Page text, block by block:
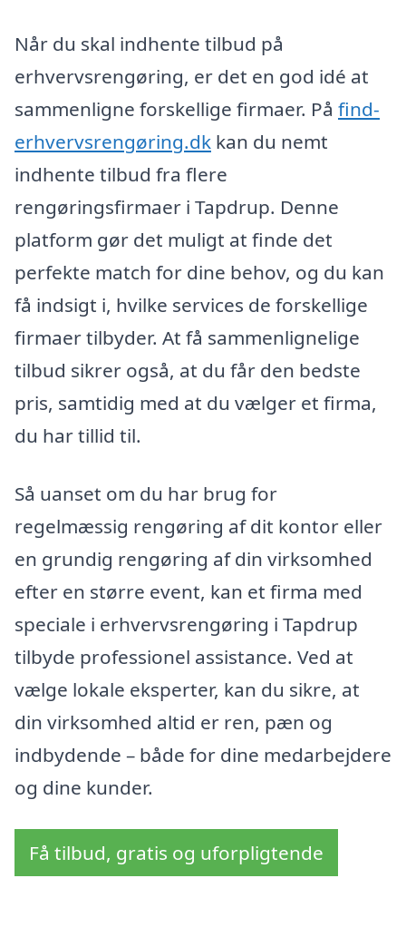
Når du skal indhente tilbud på
erhvervsrengøring, er det en god idé at
sammenligne forskellige firmaer. På find-
erhvervsrengøring.dk kan du nemt
indhente tilbud fra flere
rengøringsfirmaer i Tapdrup. Denne
platform gør det muligt at finde det
perfekte match for dine behov, og du kan
få indsigt i, hvilke services de forskellige
firmaer tilbyder. At få sammenlignelige
tilbud sikrer også, at du får den bedste
pris, samtidig med at du vælger et firma,
du har tillid til.
Så uanset om du har brug for
regelmæssig rengøring af dit kontor eller
en grundig rengøring af din virksomhed
efter en større event, kan et firma med
speciale i erhvervsrengøring i Tapdrup
tilbyde professionel assistance. Ved at
vælge lokale eksperter, kan du sikre, at
din virksomhed altid er ren, pæn og
indbydende – både for dine medarbejdere
og dine kunder.
Få tilbud, gratis og uforpligtende